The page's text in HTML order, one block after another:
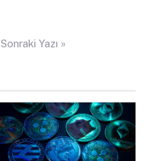
Sonraki Yazı »